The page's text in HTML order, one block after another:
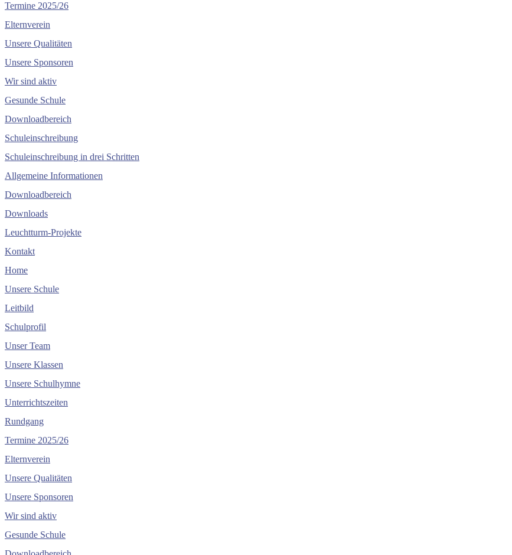
Termine 2025/26
Elternverein
Unsere Qualitäten
Unsere Sponsoren
Wir sind aktiv
Gesunde Schule
Downloadbereich
Schuleinschreibung
Schuleinschreibung in drei Schritten
Allgemeine Informationen
Downloadbereich
Downloads
Leuchtturm-Projekte
Kontakt
Home
Unsere Schule
Leitbild
Schulprofil
Unser Team
Unsere Klassen
Unsere Schulhymne
Unterrichtszeiten
Rundgang
Termine 2025/26
Elternverein
Unsere Qualitäten
Unsere Sponsoren
Wir sind aktiv
Gesunde Schule